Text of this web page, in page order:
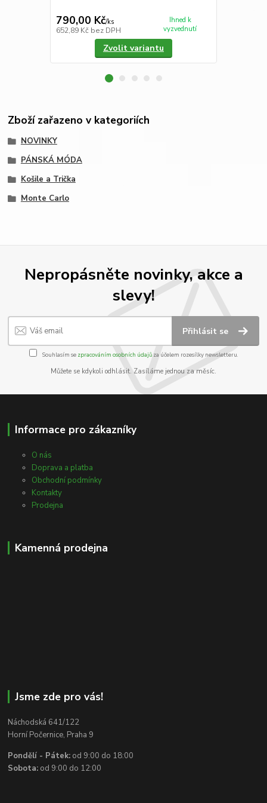
790,00 Kč/ks
652,89 Kč bez DPH
Ihned k
vyzvednutí
Zvolit variantu
Zboží zařazeno v kategoriích
NOVINKY
PÁNSKÁ MÓDA
Košile a Trička
Monte Carlo
Nepropásněte novinky, akce a
slevy!
Přihlásit se
Souhlasím se zpracováním osobních údajůza účelem rozesílky newsletteru.
Můžete se kdykoli odhlásit. Zasíláme jednou za měsíc.
Informace pro zákazníky
O nás
Doprava a platba
Obchodní podmínky
Kontakty
Prodejna
Kamenná prodejna
Jsme zde pro vás!
Náchodská 641/122
Horní Počernice, Praha 9
Pondělí - Pátek: od 9:00 do 18:00
Sobota: od 9:00 do 12:00